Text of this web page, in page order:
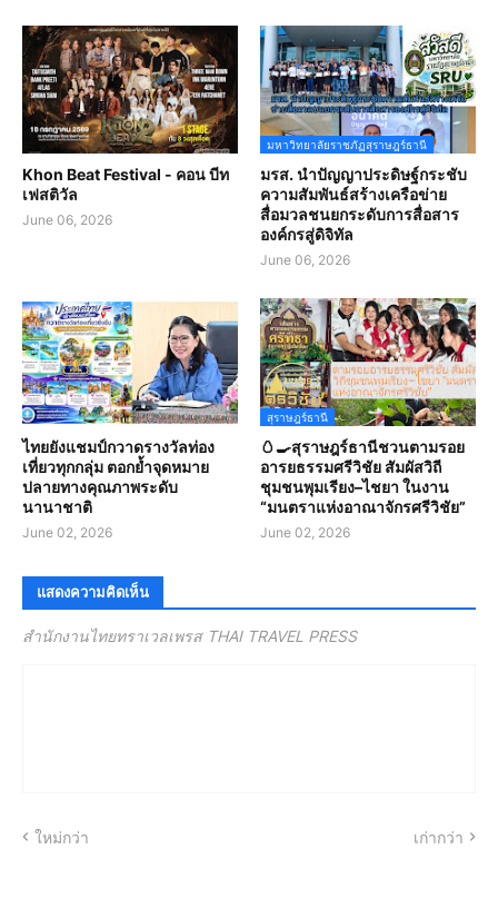
Khon Beat Festival - คอน บีท
เฟสติวัล
June 06, 2026
มหาวิทยาลัยราชภัฏสุราษฎร์ธานี
มรส. นำปัญญาประดิษฐ์กระชับ
ความสัมพันธ์สร้างเครือข่าย
สื่อมวลชนยกระดับการสื่อสาร
องค์กรสู่ดิจิทัล
June 06, 2026
ไทยยังแชมป์กวาดรางวัลท่อง
เที่ยวทุกกลุ่ม ตอกย้ำจุดหมาย
ปลายทางคุณภาพระดับ
นานาชาติ
June 02, 2026
สุราษฎร์ธานี
🥚🍳สุราษฎร์ธานีชวนตามรอย
อารยธรรมศรีวิชัย สัมผัสวิถี
ชุมชนพุมเรียง–ไชยา ในงาน
“มนตราแห่งอาณาจักรศรีวิชัย”
June 02, 2026
แสดงความคิดเห็น
สำนักงานไทยทราเวลเพรส THAI TRAVEL PRESS
ใหม่กว่า เก่ากว่า